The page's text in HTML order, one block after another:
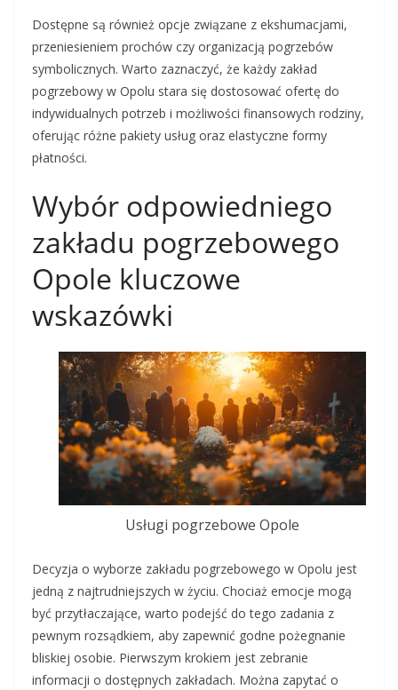
Dostępne są również opcje związane z ekshumacjami,
przeniesieniem prochów czy organizacją pogrzebów
symbolicznych. Warto zaznaczyć, że każdy zakład
pogrzebowy w Opolu stara się dostosować ofertę do
indywidualnych potrzeb i możliwości finansowych rodziny,
oferując różne pakiety usług oraz elastyczne formy
płatności.
Wybór odpowiedniego
zakładu pogrzebowego
Opole kluczowe
wskazówki
Usługi pogrzebowe Opole
Decyzja o wyborze zakładu pogrzebowego w Opolu jest
jedną z najtrudniejszych w życiu. Chociaż emocje mogą
być przytłaczające, warto podejść do tego zadania z
pewnym rozsądkiem, aby zapewnić godne pożegnanie
bliskiej osobie. Pierwszym krokiem jest zebranie
informacji o dostępnych zakładach. Można zapytać o